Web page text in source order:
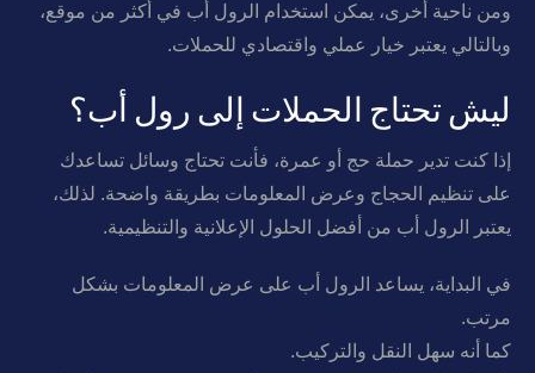
ومن ناحية أخرى، يمكن استخدام الرول أب في أكثر من موقع،
وبالتالي يعتبر خيار عملي واقتصادي للحملات.
ليش تحتاج الحملات إلى رول أب؟
إذا كنت تدير حملة حج أو عمرة، فأنت تحتاج وسائل تساعدك
على تنظيم الحجاج وعرض المعلومات بطريقة واضحة. لذلك،
يعتبر الرول أب من أفضل الحلول الإعلانية والتنظيمية.
في البداية، يساعد الرول أب على عرض المعلومات بشكل
مرتب.
كما أنه سهل النقل والتركيب.